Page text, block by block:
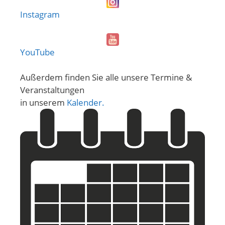
Instagram
YouTube
Außerdem finden Sie alle unsere Termine &
Veranstaltungen
in unserem Kalender.